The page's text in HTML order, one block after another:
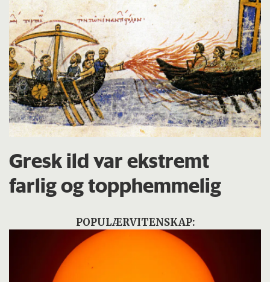
Gresk ild var ekstremt
farlig og topphemmelig
POPULÆRVITENSKAP: